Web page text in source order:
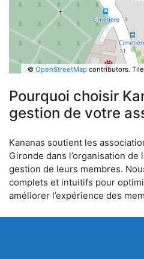
© OpenStreetMapcontributors.
Pourquoi choisir
gestion de votre
Kananas soutient les
Gironde dans l’organisation
gestion de leurs membres.
complets et intuitifs pour
améliorer l’expérience des